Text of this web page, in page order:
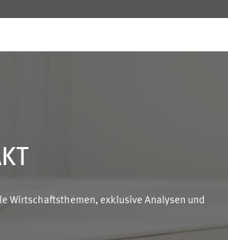
Wirtschaftsthemen, exklusive Analysen und